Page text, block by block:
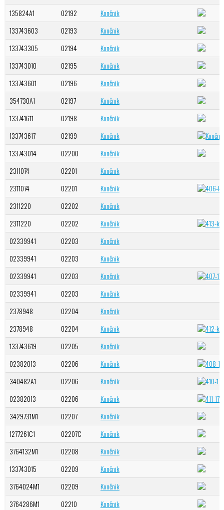
135824A1
02192
Končnik
133743603
02193
Končnik
133743305
02194
Končnik
133743010
02195
Končnik
133743601
02196
Končnik
354730A1
02197
Končnik
133741611
02198
Končnik
133743617
02199
Končnik
133743014
02200
Končnik
2311074
02201
Končnik
2311074
02201
Končnik
2311220
02202
Končnik
2311220
02202
Končnik
02339941
02203
Končnik
02339941
02203
Končnik
02339941
02203
Končnik
02339941
02203
Končnik
2378948
02204
Končnik
2378948
02204
Končnik
133743619
02205
Končnik
02382013
02206
Končnik
340482A1
02206
Končnik
02382013
02206
Končnik
3429731M1
02207
Končnik
1277261C1
02207C
Končnik
3764132M1
02208
Končnik
133743015
02209
Končnik
3764024M1
02209
Končnik
3764286M1
02210
Končnik